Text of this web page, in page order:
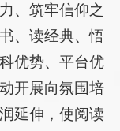
、筑牢信仰之
、读经典、悟
优势、平台优
开展向氛围培
延伸，使阅读